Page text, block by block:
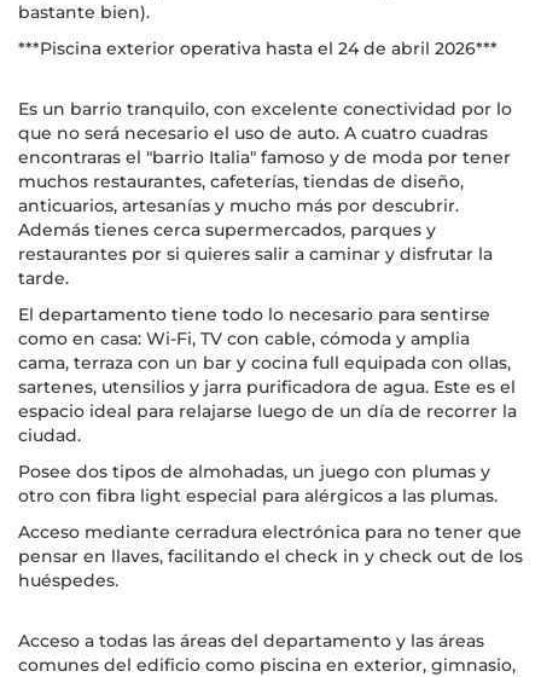
bastante bien).
***Piscina exterior operativa hasta el 24 de abril 2026***
Es un barrio tranquilo, con excelente conectividad por lo
que no será necesario el uso de auto. A cuatro cuadras
encontraras el "barrio Italia" famoso y de moda por tener
muchos restaurantes, cafeterías, tiendas de diseño,
anticuarios, artesanías y mucho más por descubrir.
Además tienes cerca supermercados, parques y
restaurantes por si quieres salir a caminar y disfrutar la
tarde.
El departamento tiene todo lo necesario para sentirse
como en casa: Wi-Fi, TV con cable, cómoda y amplia
cama, terraza con un bar y cocina full equipada con ollas,
sartenes, utensilios y jarra purificadora de agua. Este es el
espacio ideal para relajarse luego de un día de recorrer la
ciudad.
Posee dos tipos de almohadas, un juego con plumas y
otro con fibra light especial para alérgicos a las plumas.
Acceso mediante cerradura electrónica para no tener que
pensar en llaves, facilitando el check in y check out de los
huéspedes.
Acceso a todas las áreas del departamento y las áreas
comunes del edificio como piscina en exterior, gimnasio,